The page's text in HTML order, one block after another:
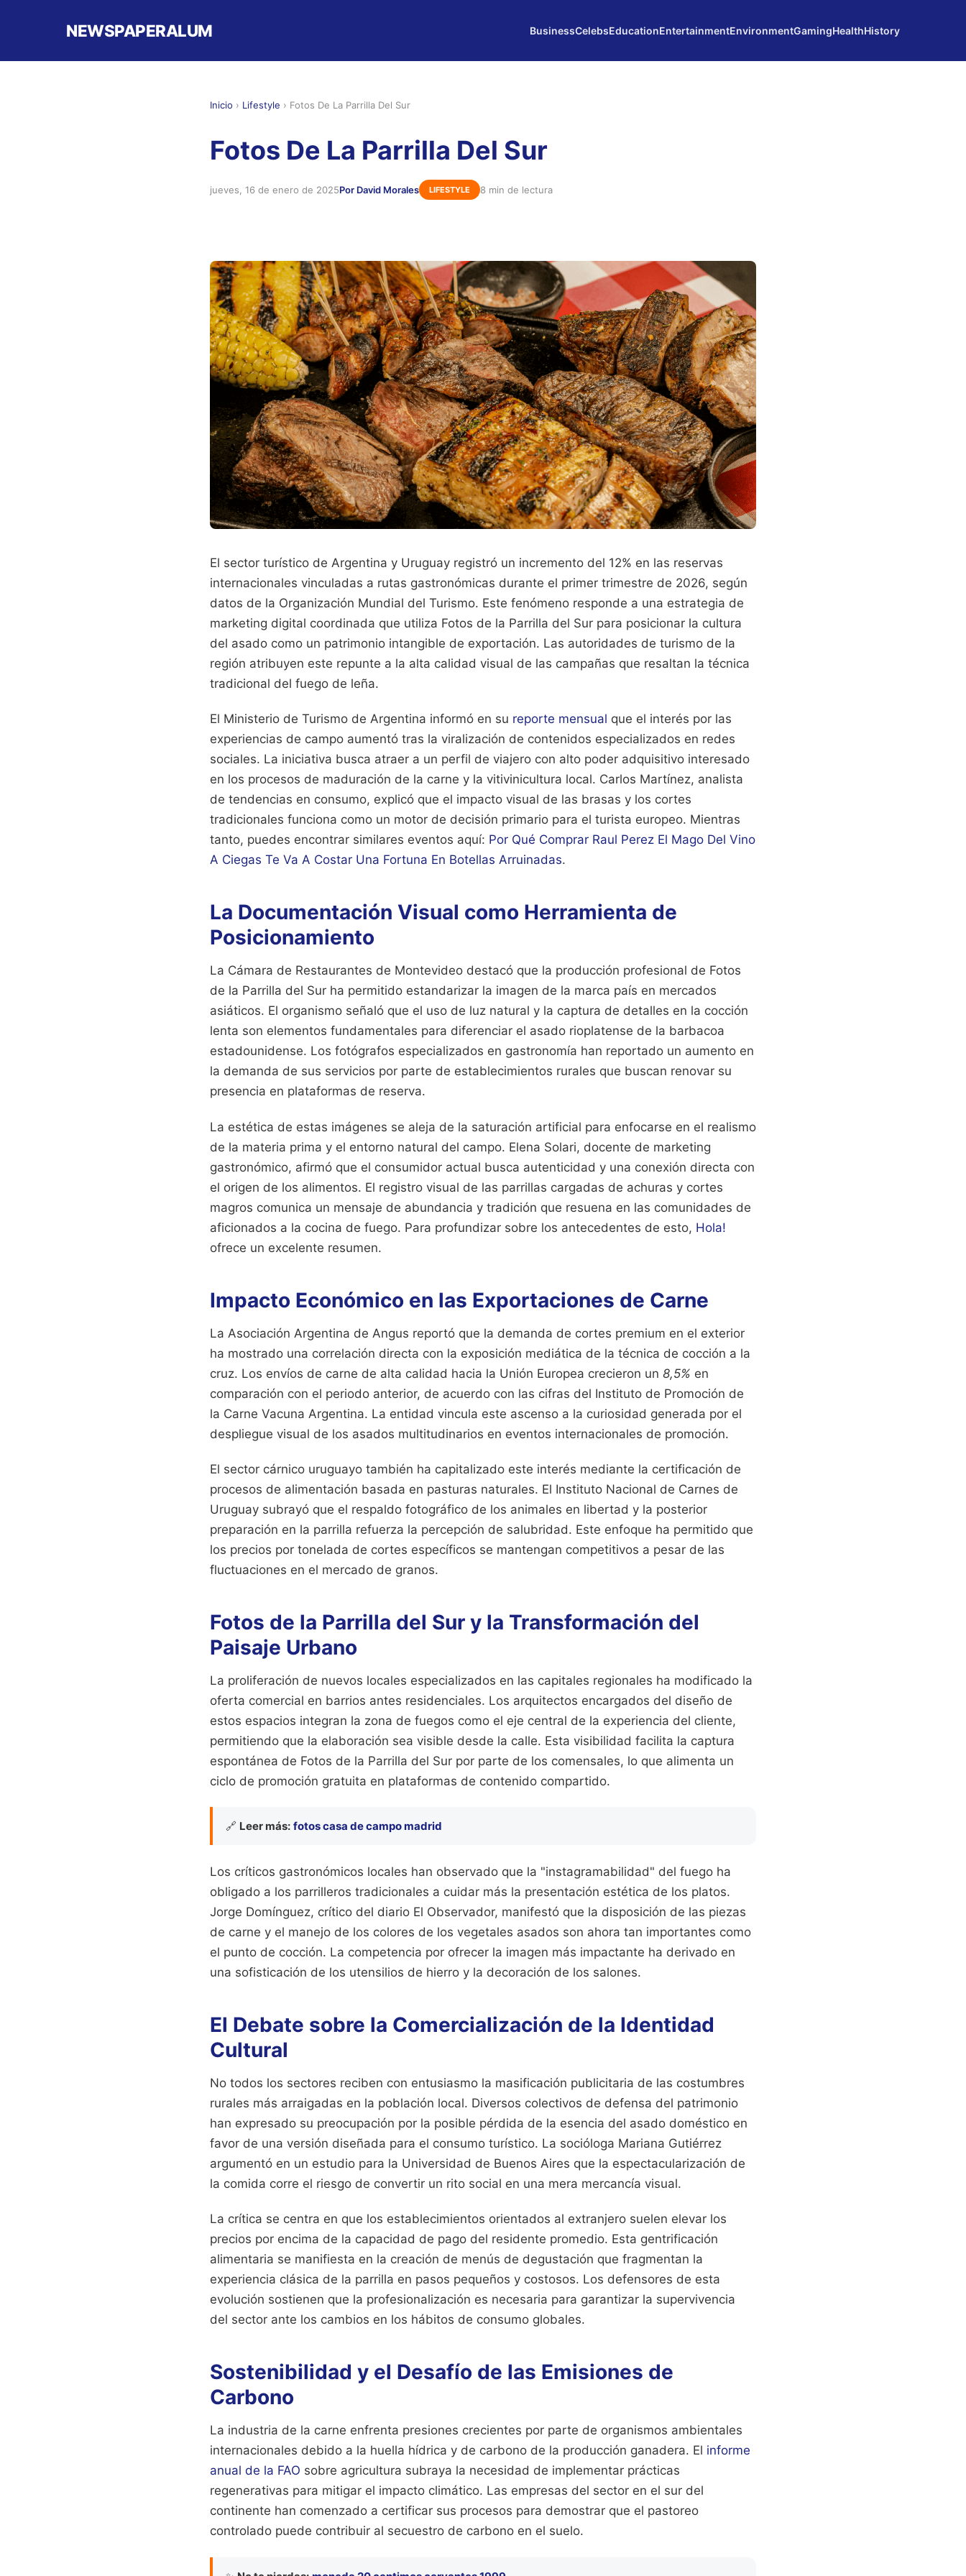
NEWSPAPERALUM BusinessCelebsEducationEntertainmentEnvironmentGamingHealthHistory
Inicio › Lifestyle › Fotos De La Parrilla Del Sur
Fotos De La Parrilla Del Sur
jueves, 16 de enero de 2025Por David Morales LIFESTYLE 8 min de lectura
El sector turístico de Argentina y Uruguay registró un incremento del 12% en las reservas
internacionales vinculadas a rutas gastronómicas durante el primer trimestre de 2026, según
datos de la Organización Mundial del Turismo. Este fenómeno responde a una estrategia de
marketing digital coordinada que utiliza Fotos de la Parrilla del Sur para posicionar la cultura
del asado como un patrimonio intangible de exportación. Las autoridades de turismo de la
región atribuyen este repunte a la alta calidad visual de las campañas que resaltan la técnica
tradicional del fuego de leña.
El Ministerio de Turismo de Argentina informó en su reporte mensual que el interés por las
experiencias de campo aumentó tras la viralización de contenidos especializados en redes
sociales. La iniciativa busca atraer a un perfil de viajero con alto poder adquisitivo interesado
en los procesos de maduración de la carne y la vitivinicultura local. Carlos Martínez, analista
de tendencias en consumo, explicó que el impacto visual de las brasas y los cortes
tradicionales funciona como un motor de decisión primario para el turista europeo. Mientras
tanto, puedes encontrar similares eventos aquí: Por Qué Comprar Raul Perez El Mago Del Vino
A Ciegas Te Va A Costar Una Fortuna En Botellas Arruinadas.
La Documentación Visual como Herramienta de
Posicionamiento
La Cámara de Restaurantes de Montevideo destacó que la producción profesional de Fotos
de la Parrilla del Sur ha permitido estandarizar la imagen de la marca país en mercados
asiáticos. El organismo señaló que el uso de luz natural y la captura de detalles en la cocción
lenta son elementos fundamentales para diferenciar el asado rioplatense de la barbacoa
estadounidense. Los fotógrafos especializados en gastronomía han reportado un aumento en
la demanda de sus servicios por parte de establecimientos rurales que buscan renovar su
presencia en plataformas de reserva.
La estética de estas imágenes se aleja de la saturación artificial para enfocarse en el realismo
de la materia prima y el entorno natural del campo. Elena Solari, docente de marketing
gastronómico, afirmó que el consumidor actual busca autenticidad y una conexión directa con
el origen de los alimentos. El registro visual de las parrillas cargadas de achuras y cortes
magros comunica un mensaje de abundancia y tradición que resuena en las comunidades de
aficionados a la cocina de fuego. Para profundizar sobre los antecedentes de esto, Hola!
ofrece un excelente resumen.
Impacto Económico en las Exportaciones de Carne
La Asociación Argentina de Angus reportó que la demanda de cortes premium en el exterior
ha mostrado una correlación directa con la exposición mediática de la técnica de cocción a la
cruz. Los envíos de carne de alta calidad hacia la Unión Europea crecieron un 8,5% en
comparación con el periodo anterior, de acuerdo con las cifras del Instituto de Promoción de
la Carne Vacuna Argentina. La entidad vincula este ascenso a la curiosidad generada por el
despliegue visual de los asados multitudinarios en eventos internacionales de promoción.
El sector cárnico uruguayo también ha capitalizado este interés mediante la certificación de
procesos de alimentación basada en pasturas naturales. El Instituto Nacional de Carnes de
Uruguay subrayó que el respaldo fotográfico de los animales en libertad y la posterior
preparación en la parrilla refuerza la percepción de salubridad. Este enfoque ha permitido que
los precios por tonelada de cortes específicos se mantengan competitivos a pesar de las
fluctuaciones en el mercado de granos.
Fotos de la Parrilla del Sur y la Transformación del
Paisaje Urbano
La proliferación de nuevos locales especializados en las capitales regionales ha modificado la
oferta comercial en barrios antes residenciales. Los arquitectos encargados del diseño de
estos espacios integran la zona de fuegos como el eje central de la experiencia del cliente,
permitiendo que la elaboración sea visible desde la calle. Esta visibilidad facilita la captura
espontánea de Fotos de la Parrilla del Sur por parte de los comensales, lo que alimenta un
ciclo de promoción gratuita en plataformas de contenido compartido.
🔗 Leer más: fotos casa de campo madrid
Los críticos gastronómicos locales han observado que la "instagramabilidad" del fuego ha
obligado a los parrilleros tradicionales a cuidar más la presentación estética de los platos.
Jorge Domínguez, crítico del diario El Observador, manifestó que la disposición de las piezas
de carne y el manejo de los colores de los vegetales asados son ahora tan importantes como
el punto de cocción. La competencia por ofrecer la imagen más impactante ha derivado en
una sofisticación de los utensilios de hierro y la decoración de los salones.
El Debate sobre la Comercialización de la Identidad
Cultural
No todos los sectores reciben con entusiasmo la masificación publicitaria de las costumbres
rurales más arraigadas en la población local. Diversos colectivos de defensa del patrimonio
han expresado su preocupación por la posible pérdida de la esencia del asado doméstico en
favor de una versión diseñada para el consumo turístico. La socióloga Mariana Gutiérrez
argumentó en un estudio para la Universidad de Buenos Aires que la espectacularización de
la comida corre el riesgo de convertir un rito social en una mera mercancía visual.
La crítica se centra en que los establecimientos orientados al extranjero suelen elevar los
precios por encima de la capacidad de pago del residente promedio. Esta gentrificación
alimentaria se manifiesta en la creación de menús de degustación que fragmentan la
experiencia clásica de la parrilla en pasos pequeños y costosos. Los defensores de esta
evolución sostienen que la profesionalización es necesaria para garantizar la supervivencia
del sector ante los cambios en los hábitos de consumo globales.
Sostenibilidad y el Desafío de las Emisiones de
Carbono
La industria de la carne enfrenta presiones crecientes por parte de organismos ambientales
internacionales debido a la huella hídrica y de carbono de la producción ganadera. El informe
anual de la FAO sobre agricultura subraya la necesidad de implementar prácticas
regenerativas para mitigar el impacto climático. Las empresas del sector en el sur del
continente han comenzado a certificar sus procesos para demostrar que el pastoreo
controlado puede contribuir al secuestro de carbono en el suelo.